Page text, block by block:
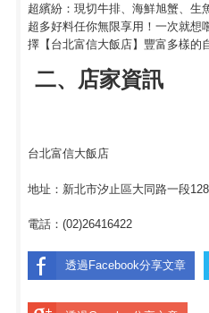
超繽紛：現切牛排、海鮮旭蟹、生
超多好料任你無限享用！一次就想
擇【台北富信大飯店】豐富多樣的
二、店家資訊
台北富信大飯店
地址：新北市汐止區大同路一段
電話：(02)26416422
透過Facebook分享文章